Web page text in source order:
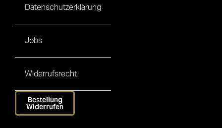
Datenschutzerklärung
Jobs
Widerrufsrecht
Bestellung
Widerrufen